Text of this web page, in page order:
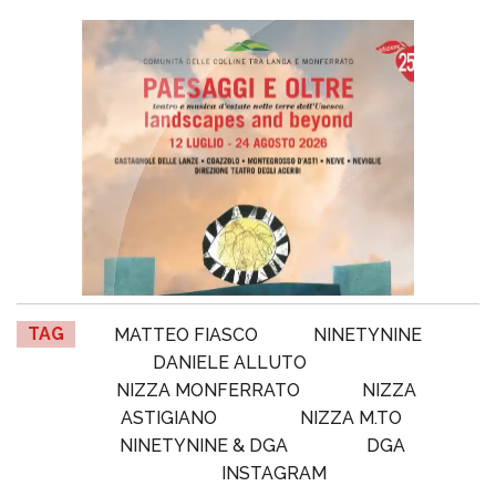
TAG MATTEO FIASCO
NINETYNINE
DANIELE ALLUTO
NIZZA MONFERRATO
NIZZA
ASTIGIANO
NIZZA M.TO
NINETYNINE & DGA
DGA
INSTAGRAM